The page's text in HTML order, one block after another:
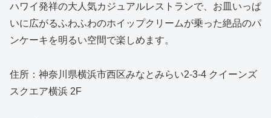
ハワイ発祥の大人気カジュアルレストランで、お皿いっぱ
いに広がるふわふわのホイップクリームが乗った絶品のパ
ンケーキを明るい空間で楽しめます。
住所：神奈川県横浜市西区みなとみらい2-3-4 クイーンズ
スクエア横浜 2F